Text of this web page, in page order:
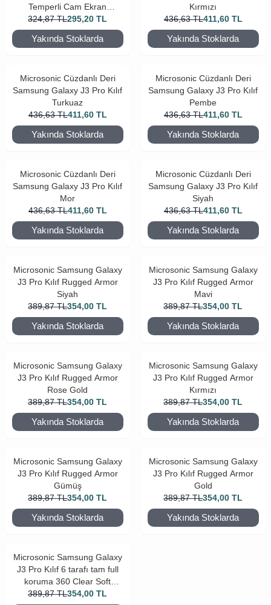
Temperli Cam Ekran
koruyucu Kırılmaz Film
Siyah
324,87 TL295,20 TL
Yakında Stoklarda
Kırmızı
436,63 TL411,60 TL
Yakında Stoklarda
Microsonic Cüzdanlı Deri
Samsung Galaxy J3 Pro Kılıf
Turkuaz
436,63 TL411,60 TL
Yakında Stoklarda
Microsonic Cüzdanlı Deri
Samsung Galaxy J3 Pro Kılıf
Pembe
436,63 TL411,60 TL
Yakında Stoklarda
Microsonic Cüzdanlı Deri
Samsung Galaxy J3 Pro Kılıf
Mor
436,63 TL411,60 TL
Yakında Stoklarda
Microsonic Cüzdanlı Deri
Samsung Galaxy J3 Pro Kılıf
Siyah
436,63 TL411,60 TL
Yakında Stoklarda
Microsonic Samsung Galaxy
J3 Pro Kılıf Rugged Armor
Siyah
389,87 TL354,00 TL
Yakında Stoklarda
Microsonic Samsung Galaxy
J3 Pro Kılıf Rugged Armor
Mavi
389,87 TL354,00 TL
Yakında Stoklarda
Microsonic Samsung Galaxy
J3 Pro Kılıf Rugged Armor
Rose Gold
389,87 TL354,00 TL
Yakında Stoklarda
Microsonic Samsung Galaxy
J3 Pro Kılıf Rugged Armor
Kırmızı
389,87 TL354,00 TL
Yakında Stoklarda
Microsonic Samsung Galaxy
J3 Pro Kılıf Rugged Armor
Gümüş
389,87 TL354,00 TL
Yakında Stoklarda
Microsonic Samsung Galaxy
J3 Pro Kılıf Rugged Armor
Gold
389,87 TL354,00 TL
Yakında Stoklarda
Microsonic Samsung Galaxy
J3 Pro Kılıf 6 tarafı tam full
koruma 360 Clear Soft
Şeffaf
389,87 TL354,00 TL